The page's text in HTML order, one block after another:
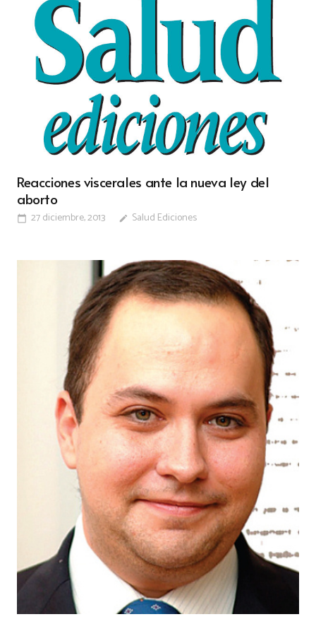
Reacciones viscerales ante la nueva ley del
aborto
calendar_today 27 diciembre, 2013 edit Salud Ediciones